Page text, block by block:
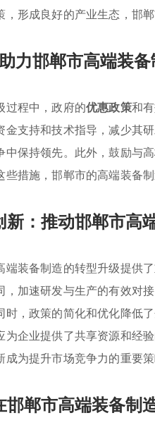
形成良好的产业生态，邯
力邯郸市高端装
过程中，政府的优惠政策和
金支持和技术指导，减少其
中保持领先。此外，鼓励与
些措施，邯郸市的高端装备
：推动邯郸市高
端装备制造的转型升级提供
加速研发与生产的有效对
，政策的简化和优化降低
企业提供了共享资源和经
为提升市场竞争力的重要
邯郸市高端装备制